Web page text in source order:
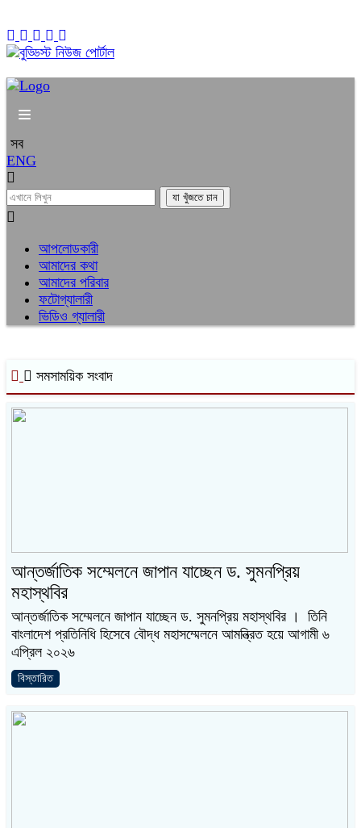
সব
ENG
আপলোডকারী
আমাদের কথা
আমাদের পরিবার
ফটোগ্যালারী
ভিডিও গ্যালারী
সমসাময়িক সংবাদ
আন্তর্জাতিক সম্মেলনে জাপান যাচ্ছেন ড. সুমনপ্রিয়
মহাস্থবির
আন্তর্জাতিক সম্মেলনে জাপান যাচ্ছেন ড. সুমনপ্রিয় মহাস্থবির । তিনি
বাংলাদেশ প্রতিনিধি হিসেবে বৌদ্ধ মহাসম্মেলনে আমন্ত্রিত হয়ে আগামী ৬
এপ্রিল ২০২৬
বিস্তারিত